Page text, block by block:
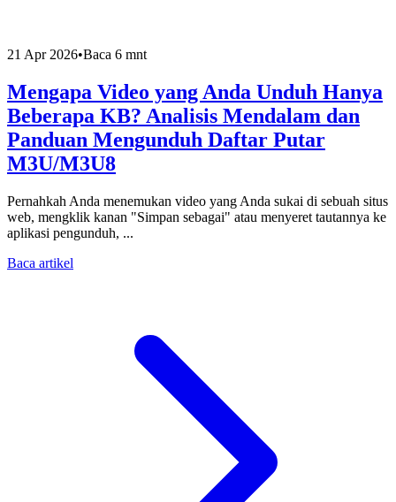
21 Apr 2026•Baca 6 mnt
Mengapa Video yang Anda Unduh Hanya
Beberapa KB? Analisis Mendalam dan
Panduan Mengunduh Daftar Putar
M3U/M3U8
Pernahkah Anda menemukan video yang Anda sukai di sebuah situs
web, mengklik kanan "Simpan sebagai" atau menyeret tautannya ke
aplikasi pengunduh, ...
Baca artikel